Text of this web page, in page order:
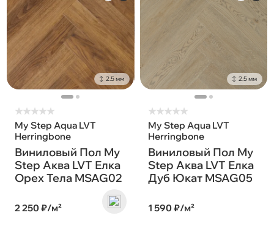
2.5 мм
★★★★★
My Step Aqua LVT
Herringbone
Виниловый Пол My
Step Аква LVT Елка
Орех Тела MSAG02
2 250 ₽/м²
2.5 мм
★★★★★
My Step Aqua LVT
Herringbone
Виниловый Пол My
Step Аква LVT Елка
Дуб Юкат MSAG05
1 590 ₽/м²